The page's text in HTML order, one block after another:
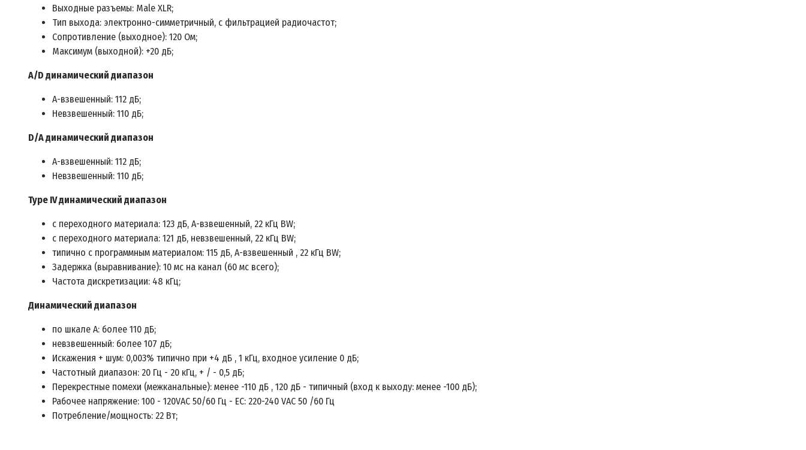
Выходные разъемы: Male XLR;
Тип выхода: электронно-симметричный, с фильтрацией радиочастот;
Сопротивление (выходное): 120 Ом;
Максимум (выходной): +20 дБ;
A/D динамический диапазон
А-взвешенный: 112 дБ;
Невзвешенный: 110 дБ;
D/A динамический диапазон
А-взвешенный: 112 дБ;
Невзвешенный: 110 дБ;
Type IV динамический диапазон
с переходного материала: 123 дБ, А-взвешенный, 22 кГц BW;
с переходного материала: 121 дБ, невзвешенный, 22 кГц BW;
типично с программным материалом: 115 дБ, А-взвешенный , 22 кГц BW;
Задержка (выравнивание): 10 мс на канал (60 мс всего);
Частота дискретизации: 48 кГц;
Динамический диапазон
по шкале А: более 110 дБ;
невзвешенный: более 107 дБ;
Искажения + шум: 0,003% типично при +4 дБ , 1 кГц, входное усиление 0 дБ;
Частотный диапазон: 20 Гц - 20 кГц, + / - 0,5 дБ;
Перекрестные помехи (межканальные): менее -110 дБ , 120 дБ - типичный (вход к выходу: менее -100 дБ);
Рабочее напряжение: 100 - 120VAC 50/60 Гц - ЕС: 220-240 VAC 50 /60 Гц
Потребление/мощность: 22 Вт;